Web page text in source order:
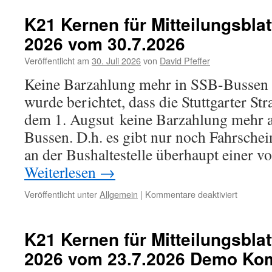
K21 Kernen für
2026 vom 30.7.2026
Veröffentlicht am 30. Juli 2026von David Pfeffer
Keine Barzahlung mehr in SSB-
wurde berichtet, dass die Stuttgarter
dem 1. Augsut keine Barzahlung mehr
Bussen. D.h. es gibt nur noch
an der Bushaltestelle überhaupt einer
Weiterlesen →
Veröffentlicht unterAllgemein | Kommentare deaktiviertfür
Kernen
Nr.
K21 Kernen für
2026 vom 23.7.2026 Demo